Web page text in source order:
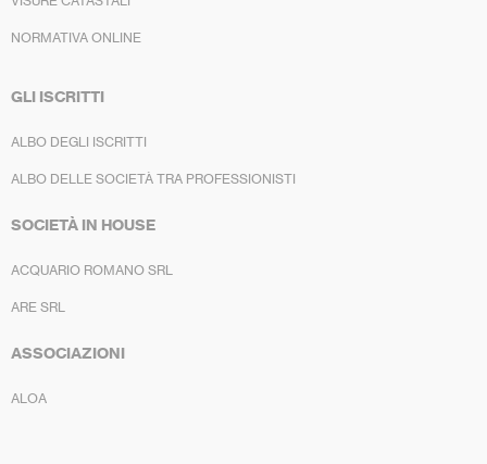
NORMATIVA ONLINE
GLI ISCRITTI
ALBO DEGLI ISCRITTI
ALBO DELLE SOCIETÀ TRA PROFESSIONISTI
SOCIETÀ IN HOUSE
ACQUARIO ROMANO SRL
ARE SRL
ASSOCIAZIONI
ALOA